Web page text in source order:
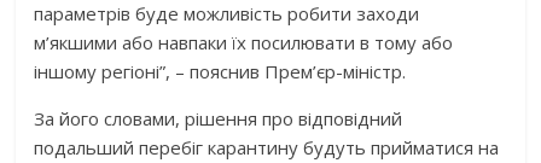
параметрів буде можливість робити заходи
м’якшими або навпаки їх посилювати в тому або
іншому регіоні”, – пояснив Прем’єр-міністр.
За його словами, рішення про відповідний
подальший перебіг карантину будуть прийматися на